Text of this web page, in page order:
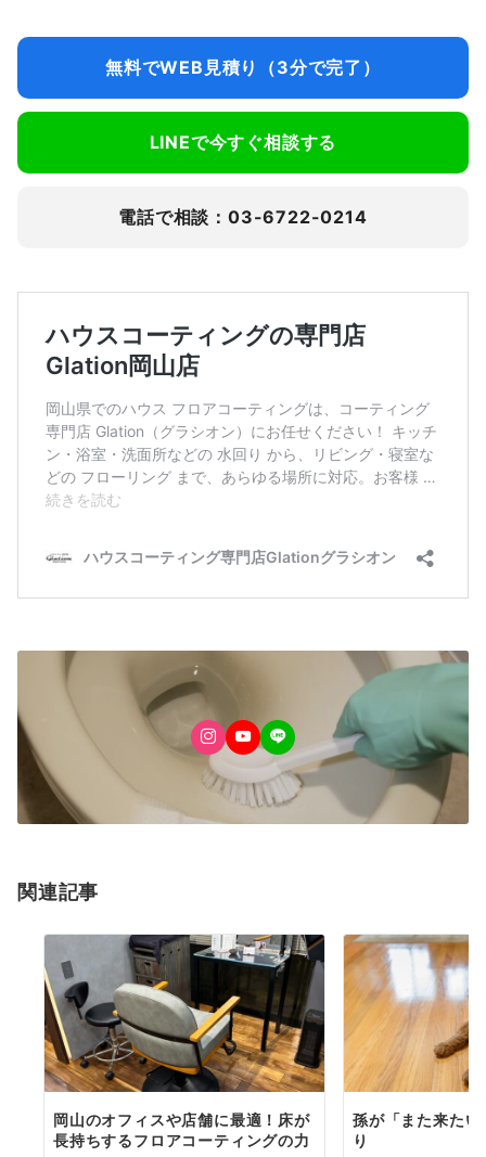
無料でWEB見積り（3分で完了）
LINEで今すぐ相談する
電話で相談：03-6722-0214
関連記事
岡山のオフィスや店舗に最適！床が
長持ちするフロアコーティングの力
孫が「また来た
り